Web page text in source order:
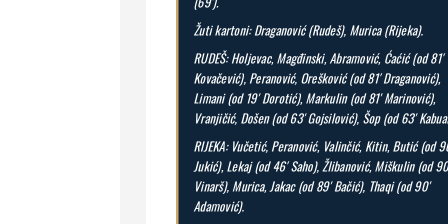
Žuti kartoni: Draganović (Rudeš), Murica (Rijeka).
RUDEŠ: Holjevac, Magđinski, Abramović, Ćaćić (od 81′
Kovačević), Peranović, Orešković (od 81′ Draganović),
Limani (od 19′ Dorotić), Markulin (od 81′ Marinović),
Vranjičić, Došen (od 63′ Gojsilović), Šop (od 63′
RIJEKA: Vučetić, Peranović, Valinčić, Kitin, Butić (od
Jukić), Lekaj (od 46′ Saho), Žlibanović, Miškulin (od
Vinarš), Murica, Jakac (od 89′ Bačić), Thaqi (od 90′
Adamović).